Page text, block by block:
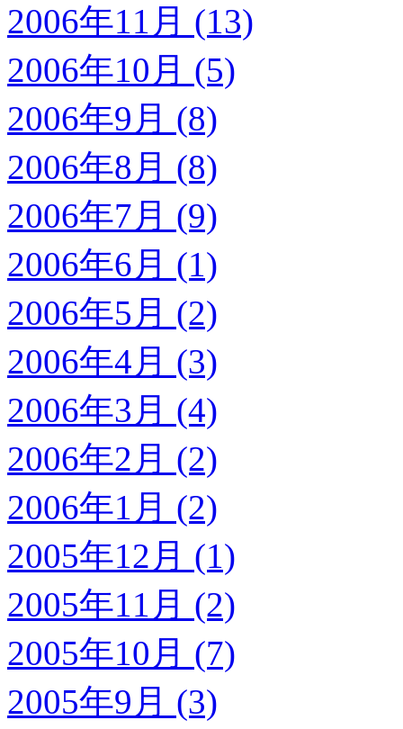
2006年11月 (13)
2006年10月 (5)
2006年9月 (8)
2006年8月 (8)
2006年7月 (9)
2006年6月 (1)
2006年5月 (2)
2006年4月 (3)
2006年3月 (4)
2006年2月 (2)
2006年1月 (2)
2005年12月 (1)
2005年11月 (2)
2005年10月 (7)
2005年9月 (3)